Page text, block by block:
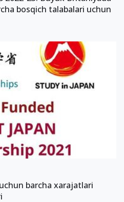
bosqich talabalari uchun
barcha xarajatlari